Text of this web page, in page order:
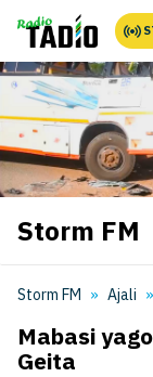
Storm FM
Storm FM Ajali
Mabasi
Geita